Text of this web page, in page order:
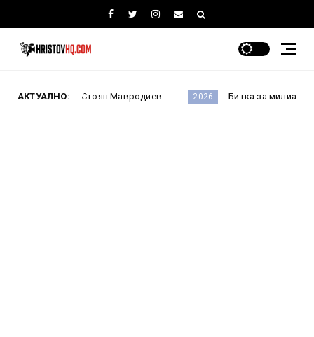
АКТУАЛНО:
Стоян Мавродиев 2026 Битка за милиардите! Депутатите